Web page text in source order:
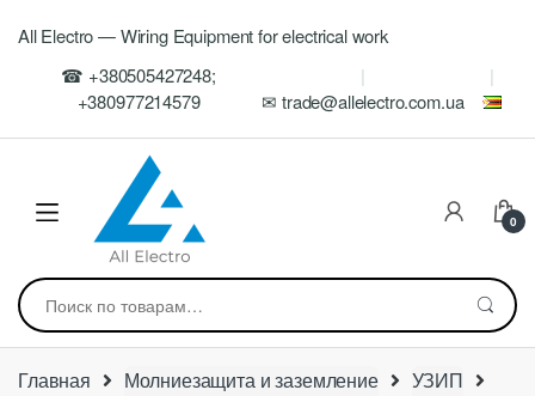
navigation
All Electro — Wiring Equipment for electrical work
☎ +380505427248;
+380977214579
✉ trade@allelectro.com.ua
0
Искать:
Главная Молниезащита и заземление
УЗИП